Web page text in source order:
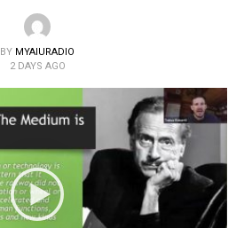
BY MYAIURADIO
2 DAYS AGO